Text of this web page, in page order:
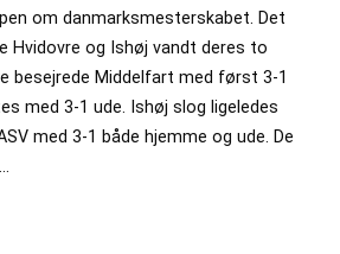
om danmarksmesterskabet. Det
Hvidovre og Ishøj vandt deres to
besejrede Middelfart med først 3-1
med 3-1 ude. Ishøj slog ligeledes
med 3-1 både hjemme og ude. De